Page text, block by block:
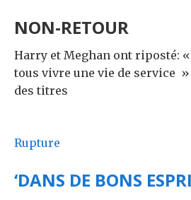
NON-RETOUR
Harry et Meghan ont riposté:
tous vivre une vie de service
des titres
Rupture
‘DANS DE BONS